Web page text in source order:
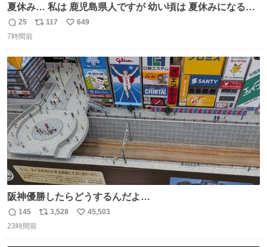
夏休み… 私は 鹿児島県人ですが 幼い頃は 夏休みになると
母の郷… 山梨へ遊びに行くのが楽しみでした 母の実家へ 1
ヶ月近く泊まって … … 今の私は 医療従事者 お盆休み？ﾅﾆ
景 淡い記憶 そんな思い出の風景… ありますか？
返
信
25
リ
ト
数
117
い
数
649
7時間前
阪神優勝したらどうするんだよ…
返
信
145
リ
3,528
い
45,503
23時間前